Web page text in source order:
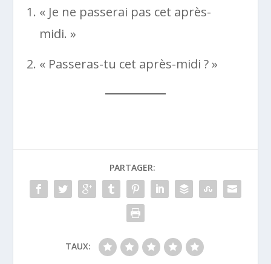
« Je ne passerai pas cet après-
midi. »
« Passeras-tu cet après-midi ? »
PARTAGER:
TAUX: